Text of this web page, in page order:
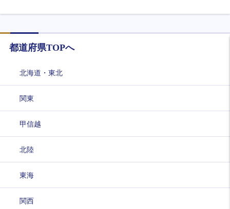
都道府県TOPへ
北海道・東北
関東
甲信越
北陸
東海
関西